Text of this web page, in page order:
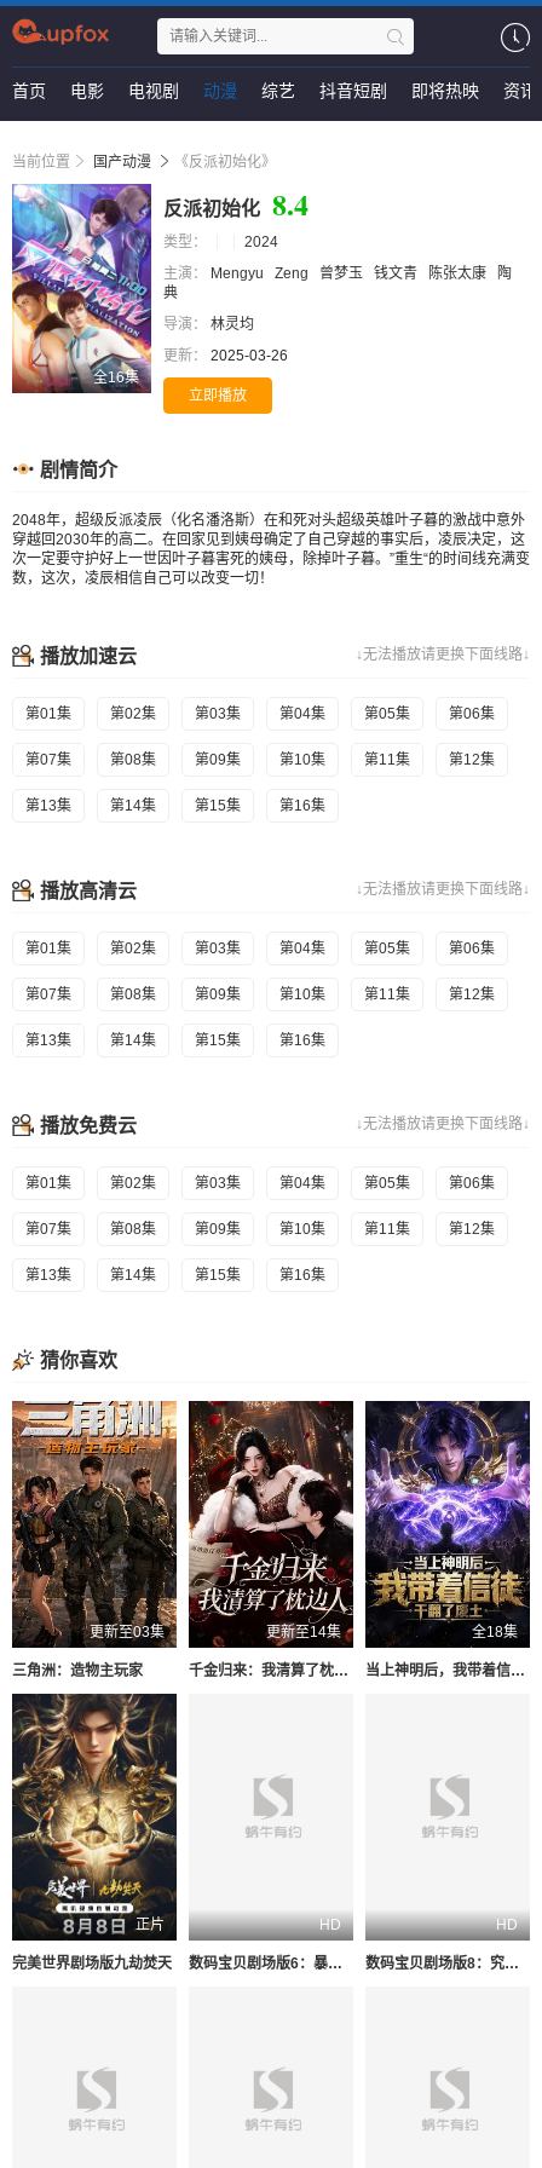
首页 电影 电视剧 动漫 综艺 抖音短剧 即将热映 资讯
当前位置 国产动漫 《反派初始化》
全16集
反派初始化 8.4
类型：
2024
主演：
Mengyu Zeng 曾梦玉 钱文青 陈张太康
陶
典
导演：
林灵均
更新：
2025-03-26
立即播放
剧情简介
2048年，超级反派凌辰（化名潘洛斯）在和死对头超级英雄叶子暮的激战中意外
穿越回2030年的高二。在回家见到姨母确定了自己穿越的事实后，凌辰决定，这
次一定要守护好上一世因叶子暮害死的姨母，除掉叶子暮。”重生“的时间线充满变
数，这次，凌辰相信自己可以改变一切！
↓无法播放请更换下面线路↓
播放加速云
第01集 第02集 第03集 第04集 第05集 第06集
第07集 第08集 第09集 第10集 第11集 第12集
第13集 第14集 第15集 第16集
↓无法播放请更换下面线路↓
播放高清云
第01集 第02集 第03集 第04集 第05集 第06集
第07集 第08集 第09集 第10集 第11集 第12集
第13集 第14集 第15集 第16集
↓无法播放请更换下面线路↓
播放免费云
第01集 第02集 第03集 第04集 第05集 第06集
第07集 第08集 第09集 第10集 第11集 第12集
第13集 第14集 第15集 第16集
猜你喜欢
更新至03集
三角洲：造物主玩家
更新至14集
千金归来：我清算了枕边人
全18集
当上神明后，我带着信徒干翻了废土
正片
​完美世界剧场版九劫焚天​
HD
数码宝贝剧场版6：暴走特急
HD
数码宝贝剧场版8：究极力量！爆裂模式发动